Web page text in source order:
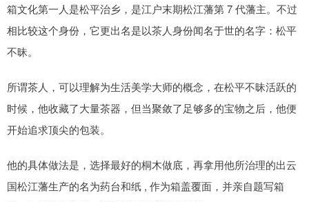
箱文化第一人是松平治乡，是江户末期松江藩第 7 代藩主。不过
相比较这个身份，它更出名是以茶人身份闻名于世的名字：松平
不昧。
所谓茶人，可以理解为生活美学大师的概念，在松平不昧活跃的
时候，他收藏了大量茶器，但当聚敛了足够多的宝物之后，他便
开始追求顶尖的包装。
他的具体做法是，选择最好的桐木做底，再拿用他所治理的出云
国松江藩生产的名为药台和纸 , 作为箱盖覆面，并亲自题写箱